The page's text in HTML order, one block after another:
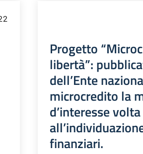
Progetto
libertà”:
dell’Ente
microcredito la
d’interesse volta
finanziari.